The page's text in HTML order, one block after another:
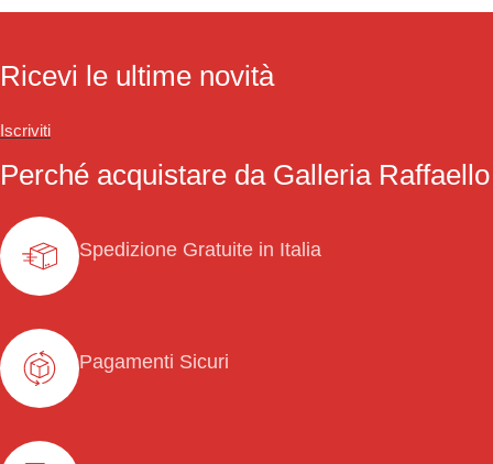
Ricevi le ultime novità
Iscriviti
Perché acquistare da Galleria Raffaello
Spedizione Gratuite in Italia
Pagamenti Sicuri